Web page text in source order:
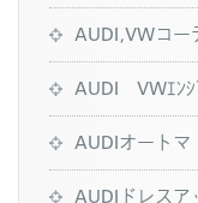
AUDI,VWコー
AUDI VWｴﾝｼ
AUDIオートマ
AUDIドレスア